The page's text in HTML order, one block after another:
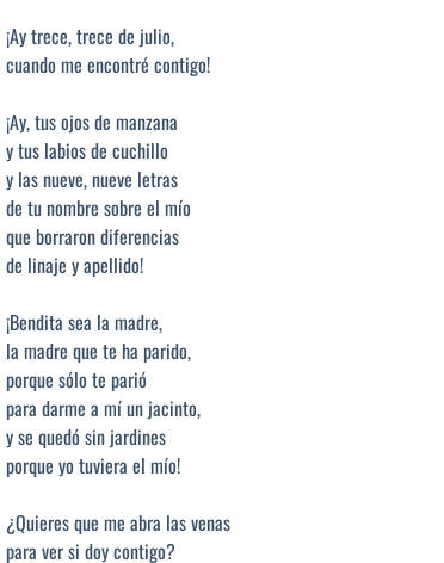
¡Ay trece, trece de julio,
cuando me encontré contigo!
¡Ay, tus ojos de manzana
y tus labios de cuchillo
y las nueve, nueve letras
de tu nombre sobre el mío
que borraron diferencias
de linaje y apellido!
¡Bendita sea la madre,
la madre que te ha parido,
porque sólo te parió
para darme a mí un jacinto,
y se quedó sin jardines
porque yo tuviera el mío!
¿Quieres que me abra las venas
para ver si doy contigo?